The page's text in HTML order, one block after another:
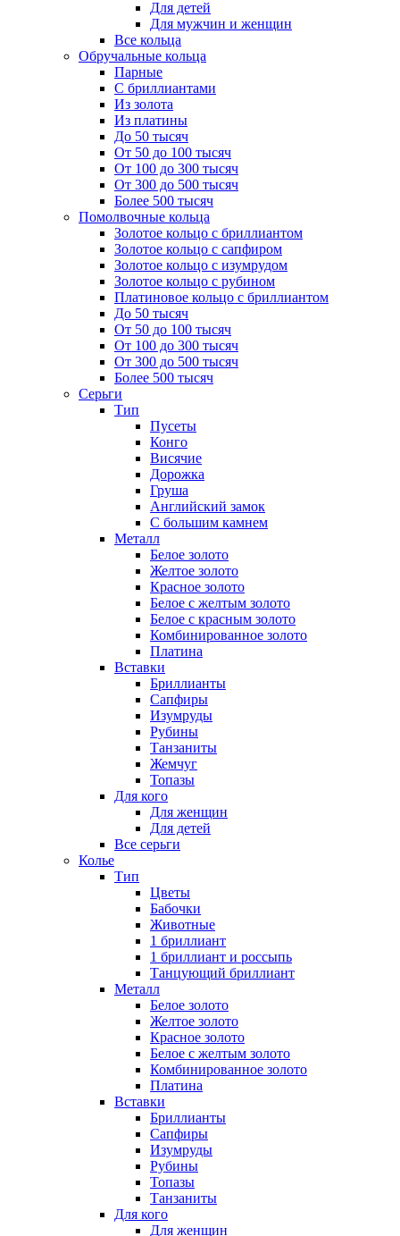
Для детей
Для мужчин и женщин
Все кольца
Обручальные кольца
Парные
С бриллиантами
Из золота
Из платины
До 50 тысяч
От 50 до 100 тысяч
От 100 до 300 тысяч
От 300 до 500 тысяч
Более 500 тысяч
Помолвочные кольца
Золотое кольцо с бриллиантом
Золотое кольцо с сапфиром
Золотое кольцо с изумрудом
Золотое кольцо с рубином
Платиновое кольцо с бриллиантом
До 50 тысяч
От 50 до 100 тысяч
От 100 до 300 тысяч
От 300 до 500 тысяч
Более 500 тысяч
Серьги
Тип
Пусеты
Конго
Висячие
Дорожка
Груша
Английский замок
С большим камнем
Металл
Белое золото
Желтое золото
Красное золото
Белое с желтым золото
Белое с красным золото
Комбинированное золото
Платина
Вставки
Бриллианты
Сапфиры
Изумруды
Рубины
Танзаниты
Жемчуг
Топазы
Для кого
Для женщин
Для детей
Все серьги
Колье
Тип
Цветы
Бабочки
Животные
1 бриллиант
1 бриллиант и россыпь
Танцующий бриллиант
Металл
Белое золото
Желтое золото
Красное золото
Белое с желтым золото
Комбинированное золото
Платина
Вставки
Бриллианты
Сапфиры
Изумруды
Рубины
Топазы
Танзаниты
Для кого
Для женщин